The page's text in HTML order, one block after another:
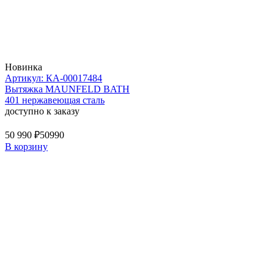
Новинка
Артикул: КА-00017484
Вытяжка MAUNFELD BATH
401 нержавеющая сталь
доступно к заказу
50 990 ₽50990
В корзину